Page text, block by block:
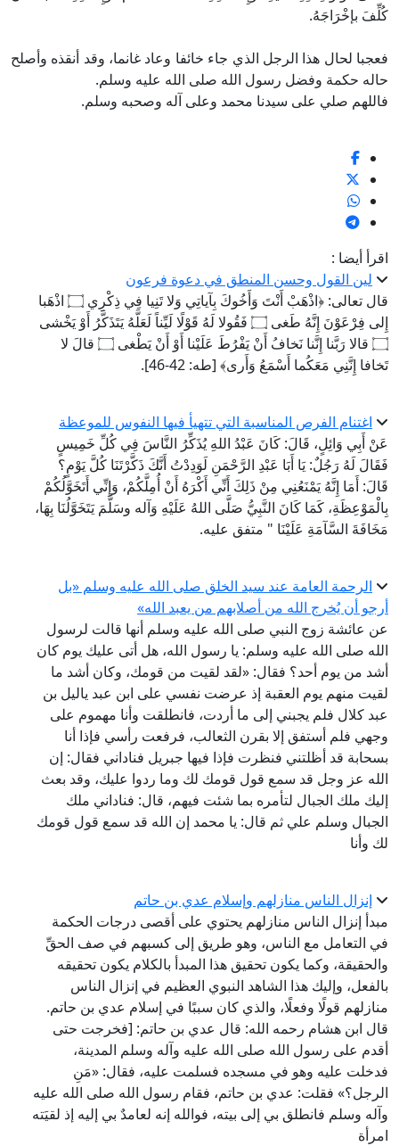
كُلِّفَ بإخْرَاجَهُ.
فعجبا لحال هذا الرجل الذي جاء خائفا وعاد غانما، وقد أنقذه وأصلح
حاله حكمة وفضل رسول الله صلى الله عليه وسلم.
فاللهم صلي على سيدنا محمد وعلى آله وصحبه وسلم.
اقرأ أيضا :
لين القول وحسن المنطق في دعوة فرعون
قال تعالى: ﴿اذْهَبْ أَنْتَ وَأَخُوكَ بِآياتِي وَلا تَنِيا فِي ذِكْرِي ۝ اذْهَبا
إِلى فِرْعَوْنَ إِنَّهُ طَغى ۝ فَقُولا لَهُ قَوْلًا لَيِّناً لَعَلَّهُ يَتَذَكَّرُ أَوْ يَخْشى
۝ قالا رَبَّنا إِنَّنا نَخافُ أَنْ يَفْرُطَ عَلَيْنا أَوْ أَنْ يَطْغى ۝ قالَ لا
تَخافا إِنَّنِي مَعَكُما أَسْمَعُ وَأَرى﴾ [طه: 42-46].
اغتنام الفرص المناسبة التي تتهيأ فيها النفوس للموعظة
عَنْ أَبِي وَائِلٍ، قَالَ: كَانَ عَبْدُ اللهِ يُذَكِّرُ النَّاسَ فِي كُلِّ خَمِيسٍ
فَقَالَ لَهُ رَجُلٌ: يَا أَبَا عَبْدِ الرَّحْمَنِ لَوَدِدْتُ أَنَّكَ ذَكَّرْتَنَا كُلَّ يَوْمٍ؟
قَالَ: أَمَا إِنَّهُ يَمْنَعُنِي مِنْ ذَلِكَ أَنِّي أَكْرَهُ أَنْ أُمِلَّكُمْ، وَإِنِّي أَتَخَوَّلُكُمْ
بِالْمَوْعِظَةِ، كَمَا كَانَ النَّبِيُّ صَلَّى اللهُ عَلَيْهِ وَآله وسَلَّمَ يَتَخَوَّلُنَا بِهَا،
مَخَافَةَ السَّآمَةِ عَلَيْنَا " متفق عليه.
الرحمة العامة عند سيد الخلق صلى الله عليه وسلم «بل
أرجو أن يُخرج الله من أصلابهم من يعبد الله»
عن عائشة زوج النبي صلى الله عليه وسلم أنها قالت لرسول
الله صلى الله عليه وسلم: يا رسول الله، هل أتى عليك يوم كان
أشد من يوم أحد؟ فقال: «لقد لقيت من قومك، وكان أشد ما
لقيت منهم يوم العقبة إذ عرضت نفسي على ابن عبد ياليل بن
عبد كلال فلم يجبني إلى ما أردت، فانطلقت وأنا مهموم على
وجهي فلم أستفق إلا بقرن الثعالب، فرفعت رأسي فإذا أنا
بسحابة قد أظلتني فنظرت فإذا فيها جبريل فناداني فقال: إن
الله عز وجل قد سمع قول قومك لك وما ردوا عليك، وقد بعث
إليك ملك الجبال لتأمره بما شئت فيهم، قال: فناداني ملك
الجبال وسلم علي ثم قال: يا محمد إن الله قد سمع قول قومك
لك وأنا
إنزال الناس منازلهم وإسلام عدي بن حاتم
مبدأ إنزال الناس منازلهم يحتوي على أقصى درجات الحكمة
في التعامل مع الناس، وهو طريق إلى كسبهم في صف الحقِّ
والحقيقة، وكما يكون تحقيق هذا المبدأ بالكلام يكون تحقيقه
بالفعل، وإليك هذا الشاهد النبوي العظيم في إنزال الناس
منازلهم قولًا وفعلًا، والذي كان سببًا في إسلام عدي بن حاتم.
قال ابن هشام رحمه الله: قال عدي بن حاتم: [فخرجت حتى
أقدم على رسول الله صلى الله عليه وآله وسلم المدينة،
فدخلت عليه وهو في مسجده فسلمت عليه، فقال: «مَنِ
الرجل؟» فقلت: عدي بن حاتم، فقام رسول الله صلى الله عليه
وآله وسلم فانطلق بي إلى بيته، فوالله إنه لعامدٌ بي إليه إذ لقيَته
امرأة